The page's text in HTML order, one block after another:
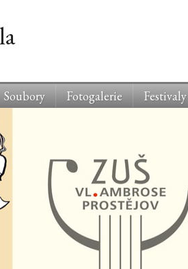
Soubory Fotogalerie Festivaly